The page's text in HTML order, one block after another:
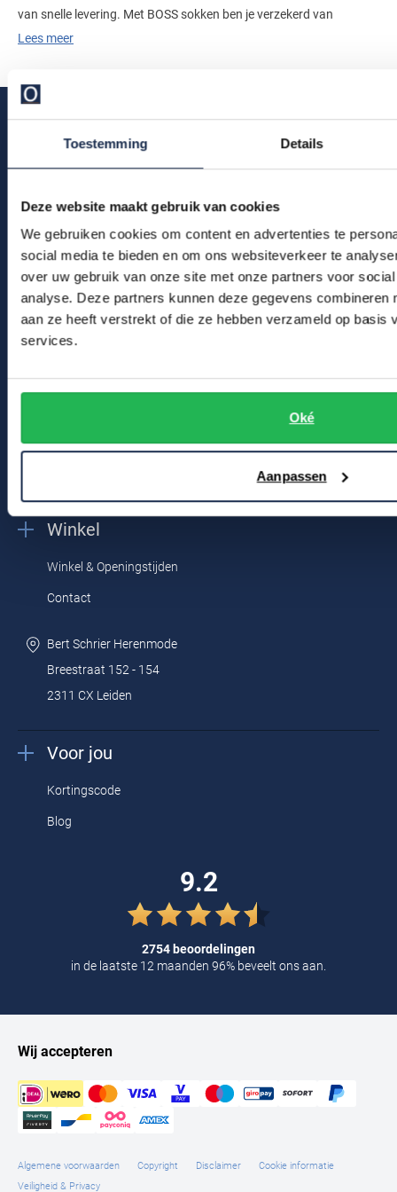
Toestemming Details
Deze website maakt gebruik van cookies
We gebruiken cookies om content en advertenties te
social media te bieden en om ons websiteverkeer te
over uw gebruik van onze site met onze partners voor
analyse. Deze partners kunnen deze gegevens combineren
aan ze heeft verstrekt of die ze hebben verzameld op basis
services.
Oké
Aanpassen
van snelle levering. Met BOSS sokken ben je verzekerd van
duurzaamheid, comfort en een elegante uitstraling.
Lees meer
Bestelinformatie
Betaalinformatie
Verzendkosten & verzending
Ruilen & retourneren
Klantenservice
Winkel
Winkel & Openingstijden
Contact
Bert Schrier Herenmode
Breestraat 152 - 154
2311 CX Leiden
Voor jou
Kortingscode
Blog
9.2
2754 beoordelingen
in de laatste 12 maanden 96% beveelt ons aan.
Wij accepteren
Algemene voorwaarden Copyright Disclaimer
Cookie informatie
Veiligheid & Privacy